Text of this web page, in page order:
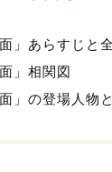
面」あらすじと
」相関図
」の登場人物